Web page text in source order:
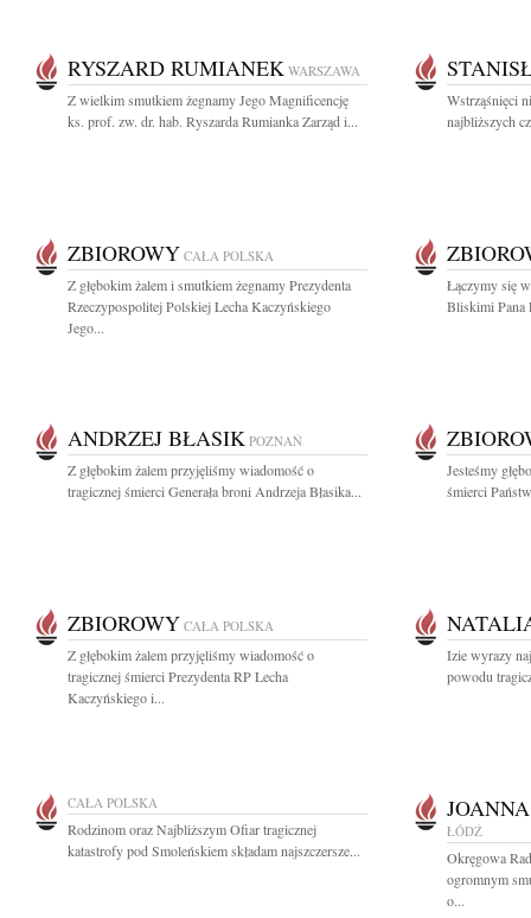
RYSZARD RUMIANEK WARSZAWA
Z wielkim smutkiem żegnamy Jego Magnificencję
ks. prof. zw. dr. hab. Ryszarda Rumianka Zarząd i...
Wstrząśnięci
najbliższych
ZBIOROWY CAŁA POLSKA
Z głębokim żalem i smutkiem żegnamy Prezydenta
Rzeczypospolitej Polskiej Lecha Kaczyńskiego
Jego...
Łączymy się
Bliskimi Pana
ANDRZEJ BŁASIK POZNAŃ
Z głębokim żalem przyjęliśmy wiadomość o
tragicznej śmierci Generała broni Andrzeja Błasika...
Jesteśmy
śmierci
ZBIOROWY CAŁA POLSKA
Z głębokim żalem przyjęliśmy wiadomość o
tragicznej śmierci Prezydenta RP Lecha
Kaczyńskiego i...
Izie wyrazy
powodu
CAŁA POLSKA
Rodzinom oraz Najbliższym Ofiar tragicznej
katastrofy pod Smoleńskiem składam najszczersze...
ŁÓDŹ
Okręgowa
ogromnym
o...